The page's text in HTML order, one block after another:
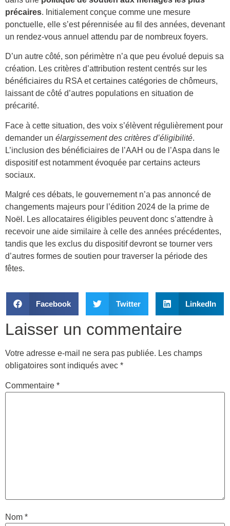
précaires. Initialement conçue comme une mesure
ponctuelle, elle s’est pérennisée au fil des années, devenant
un rendez-vous annuel attendu par de nombreux foyers.
D’un autre côté, son périmètre n’a que peu évolué depuis sa
création. Les critères d’attribution restent centrés sur les
bénéficiaires du RSA et certaines catégories de chômeurs,
laissant de côté d’autres populations en situation de
précarité.
Face à cette situation, des voix s’élèvent régulièrement pour
demander un élargissement des critères d’éligibilité.
L’inclusion des bénéficiaires de l’AAH ou de l’Aspa dans le
dispositif est notamment évoquée par certains acteurs
sociaux.
Malgré ces débats, le gouvernement n’a pas annoncé de
changements majeurs pour l’édition 2024 de la prime de
Noël. Les allocataires éligibles peuvent donc s’attendre à
recevoir une aide similaire à celle des années précédentes,
tandis que les exclus du dispositif devront se tourner vers
d’autres formes de soutien pour traverser la période des
fêtes.
Facebook Twitter LinkedIn
Laisser un commentaire
Votre adresse e-mail ne sera pas publiée. Les champs
obligatoires sont indiqués avec *
Commentaire *
Nom *